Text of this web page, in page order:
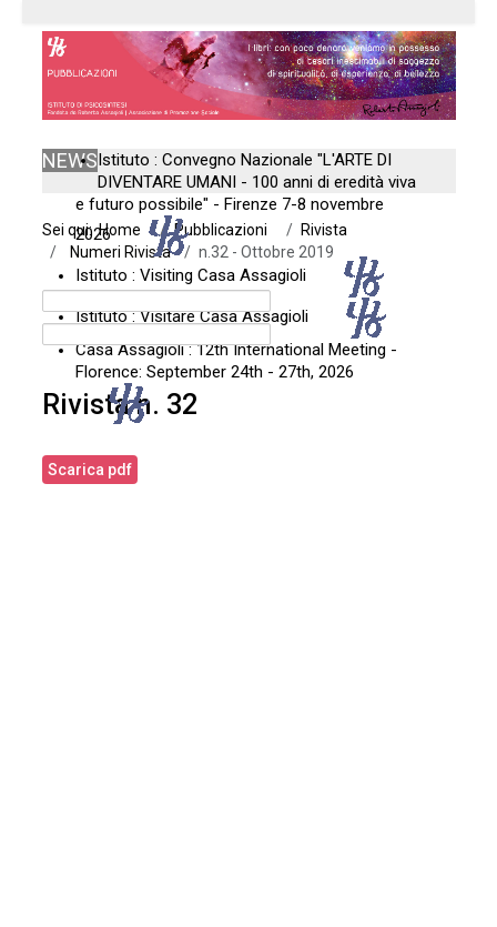
NEWSIstituto : Convegno Nazionale "L'ARTE DI
DIVENTARE UMANI - 100 anni di eredità viva
e futuro possibile" - Firenze 7-8 novembre
2026
Istituto : Visiting Casa Assagioli
Istituto : Visitare Casa Assagioli
Casa Assagioli : 12th International Meeting -
Florence: September 24th - 27th, 2026
Sei qui:Home Pubblicazioni
Rivista
Numeri Rivista
n.32 - Ottobre 2019
Rivista n. 32
Scarica pdf